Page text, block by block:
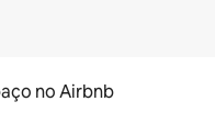
no Airbnb